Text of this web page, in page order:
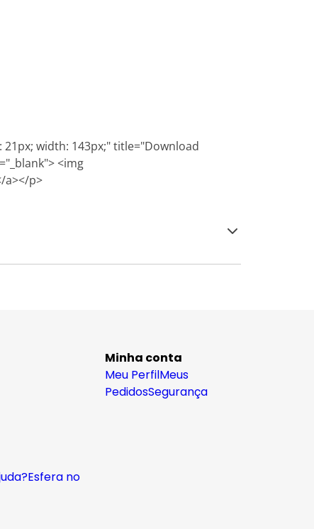
width: 143px;" title="Download
<img
a></p>
Minha conta
Meu PerfilMeus
PedidosSegurança
Esfera no